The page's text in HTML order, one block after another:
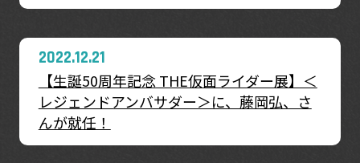
2022.12.21
【生誕50周年記念 THE仮面ライダー展】＜
レジェンドアンバサダー＞に、藤岡弘、さ
んが就任！